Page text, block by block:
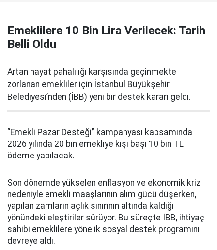
Emeklilere 10 Bin Lira Verilecek: Tarih
Belli Oldu
Artan hayat pahalılığı karşısında geçinmekte
zorlanan emekliler için İstanbul Büyükşehir
Belediyesi’nden (İBB) yeni bir destek kararı geldi.
“Emekli Pazar Desteği” kampanyası kapsamında
2026 yılında 20 bin emekliye kişi başı 10 bin TL
ödeme yapılacak.
Son dönemde yükselen enflasyon ve ekonomik kriz
nedeniyle emekli maaşlarının alım gücü düşerken,
yapılan zamların açlık sınırının altında kaldığı
yönündeki eleştiriler sürüyor. Bu süreçte İBB, ihtiyaç
sahibi emeklilere yönelik sosyal destek programını
devreye aldı.